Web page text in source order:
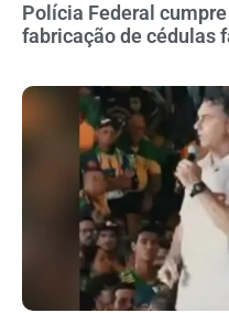
Polícia Federal
fabricação de cédulas